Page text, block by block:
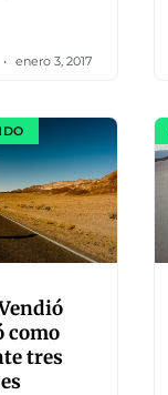
enero 3, 2017
como
tres